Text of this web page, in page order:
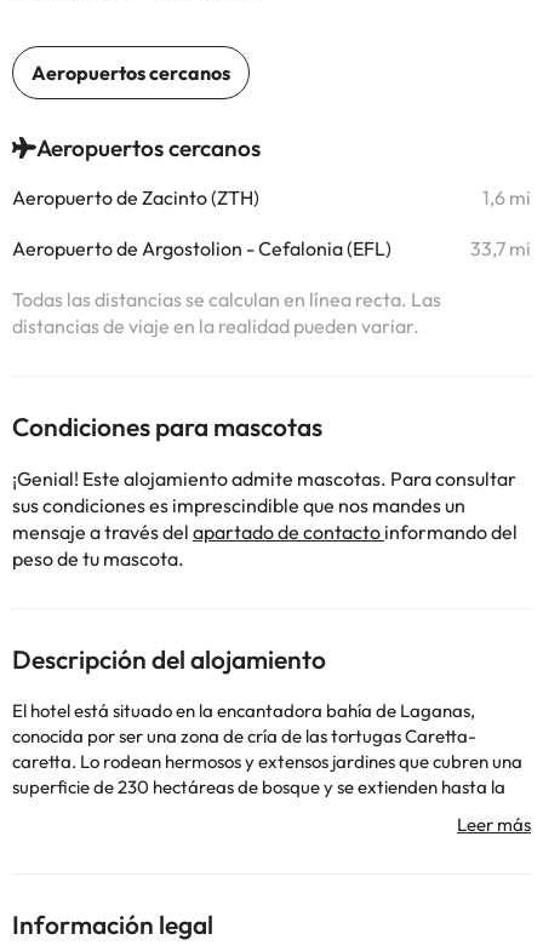
Aeropuertos cercanos
Aeropuerto de Zacinto (ZTH) 1,6 mi
Aeropuerto de Argostolion - Cefalonia (EFL) 33,7 mi
Todas las distancias se calculan en línea recta. Las
distancias de viaje en la realidad pueden variar.
Condiciones para mascotas
¡Genial! Este alojamiento admite mascotas. Para consultar
sus condiciones es imprescindible que nos mandes un
mensaje a través del apartado de contacto informando del
peso de tu mascota.
Descripción del alojamiento
El hotel está situado en la encantadora bahía de Laganas,
conocida por ser una zona de cría de las tortugas Caretta-
caretta. Lo rodean hermosos y extensos jardines que cubren una
superficie de 230 hectáreas de bosque y se extienden hasta la
playa dorada de Laganas. Zakynthos es una de las islas griegas
más hermosas y pintorescas; la ciudad dista sólo 8 km, mientras
descubrir. Dispone de 268 habitaciones distribuidas en varios
edificios principales y colindantes. Cuenta con vestíbulo, aire
Información legal